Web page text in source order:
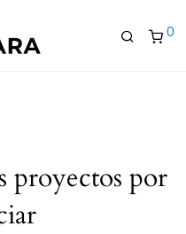
0
proyectos por